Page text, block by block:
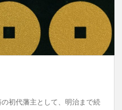
初代藩主として、明治まで続